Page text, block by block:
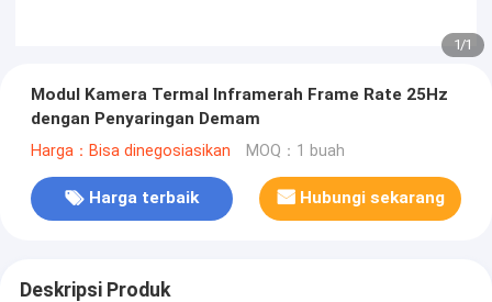
1/1
Modul Kamera Termal Inframerah Frame Rate 25Hz
dengan Penyaringan Demam
Harga：Bisa dinegosiasikan MOQ：1 buah
Harga terbaik Hubungi sekarang
Deskripsi Produk